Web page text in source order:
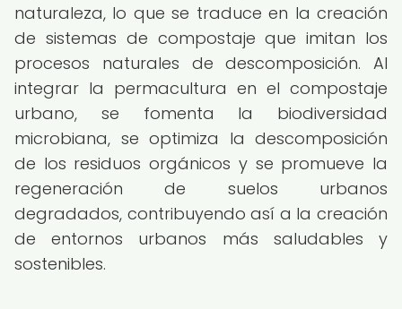
naturaleza, lo que se traduce en la creación
de sistemas de compostaje que imitan los
procesos naturales de descomposición. Al
integrar la permacultura en el compostaje
urbano, se fomenta la biodiversidad
microbiana, se optimiza la descomposición
de los residuos orgánicos y se promueve la
regeneración de suelos urbanos
degradados, contribuyendo así a la creación
de entornos urbanos más saludables y
sostenibles.